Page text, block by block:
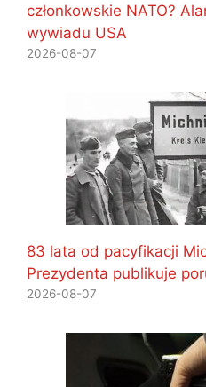
członkowskie NATO?
wywiadu USA
2026-08-07
83 lata od pacyfikacji
Prezydenta publikuje
2026-08-07